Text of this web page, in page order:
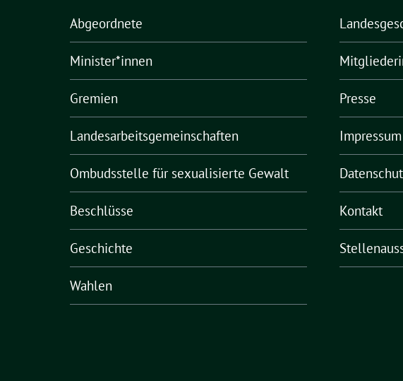
Abgeordnete
Minister*innen
Gremien
Landesarbeitsgemeinschaften
Ombudsstelle für sexualisierte Gewalt
Beschlüsse
Geschichte
Wahlen
Presse
Impressum
Kontakt